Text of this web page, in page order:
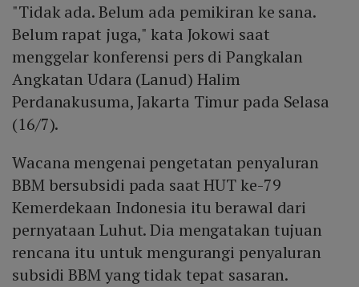
"Tidak ada. Belum ada pemikiran ke sana.
Belum rapat juga," kata Jokowi saat
menggelar konferensi pers di Pangkalan
Angkatan Udara (Lanud) Halim
Perdanakusuma, Jakarta Timur pada Selasa
(16/7).
Wacana mengenai pengetatan penyaluran
BBM bersubsidi pada saat HUT ke-79
Kemerdekaan Indonesia itu berawal dari
pernyataan Luhut. Dia mengatakan tujuan
rencana itu untuk mengurangi penyaluran
subsidi BBM yang tidak tepat sasaran.